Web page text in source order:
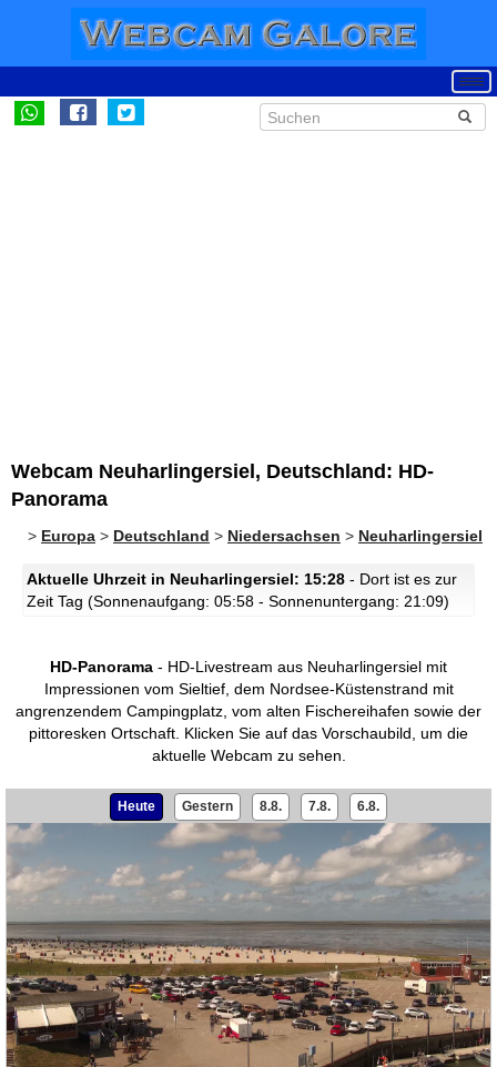
Webcam Neuharlingersiel, Deutschland: HD-
Panorama
> Europa > Deutschland > Niedersachsen > Neuharlingersiel
Aktuelle Uhrzeit in Neuharlingersiel: 15:28 - Dort ist es zur
Zeit Tag (Sonnenaufgang: 05:58 - Sonnenuntergang: 21:09)
HD-Panorama - HD-Livestream aus Neuharlingersiel mit
Impressionen vom Sieltief, dem Nordsee-Küstenstrand mit
angrenzendem Campingplatz, vom alten Fischereihafen sowie der
pittoresken Ortschaft. Klicken Sie auf das Vorschaubild, um die
aktuelle Webcam zu sehen.
Heute Gestern 8.8. 7.8. 6.8.